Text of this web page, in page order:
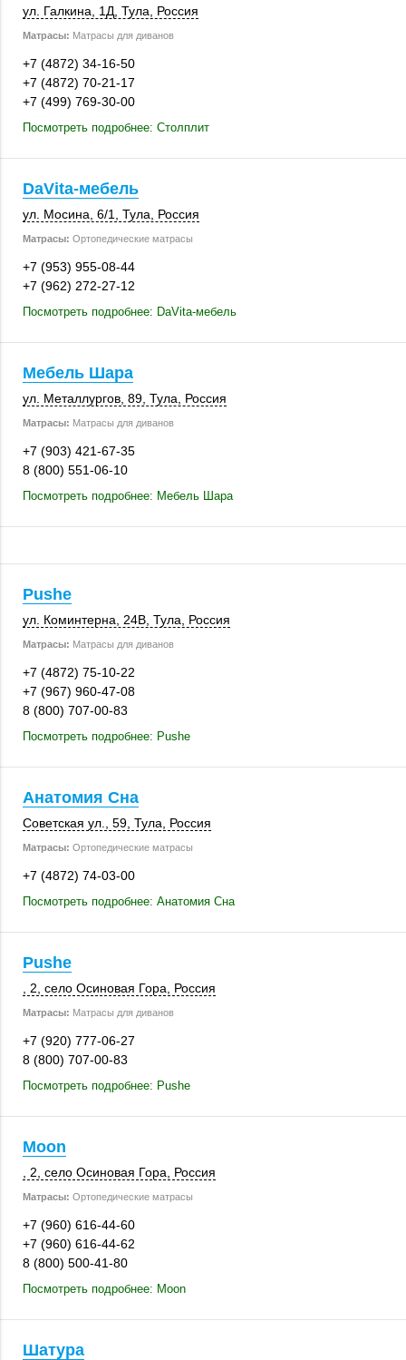
ул. Галкина, 1Д Тула Россия
Матрасы: Матрасы для диванов
+7 (4872) 34-16-50
+7 (4872) 70-21-17
+7 (499) 769-30-00
Посмотреть подробнее: Столплит
DaVita-мебель
ул. Мосина 6/1 Тула Россия
Матрасы: Ортопедические матрасы
+7 (953) 955-08-44
+7 (962) 272-27-12
Посмотреть подробнее: DaVita-мебель
Мебель Шара
ул. Металлургов, 89 Тула Россия
Матрасы: Матрасы для диванов
+7 (903) 421-67-35
8 (800) 551-06-10
Посмотреть подробнее: Мебель Шара
Pushe
ул. Коминтерна 24В Тула Россия
Матрасы: Матрасы для диванов
+7 (4872) 75-10-22
+7 (967) 960-47-08
8 (800) 707-00-83
Посмотреть подробнее: Pushe
Анатомия Сна
Советская ул., 59 Тула Россия
Матрасы: Ортопедические матрасы
+7 (4872) 74-03-00
Посмотреть подробнее: Анатомия Сна
Pushe
, 2 село Осиновая Гора Россия
Матрасы: Матрасы для диванов
+7 (920) 777-06-27
8 (800) 707-00-83
Посмотреть подробнее: Pushe
Moon
, 2 село Осиновая Гора Россия
Матрасы: Ортопедические матрасы
+7 (960) 616-44-60
+7 (960) 616-44-62
8 (800) 500-41-80
Посмотреть подробнее: Moon
Шатура